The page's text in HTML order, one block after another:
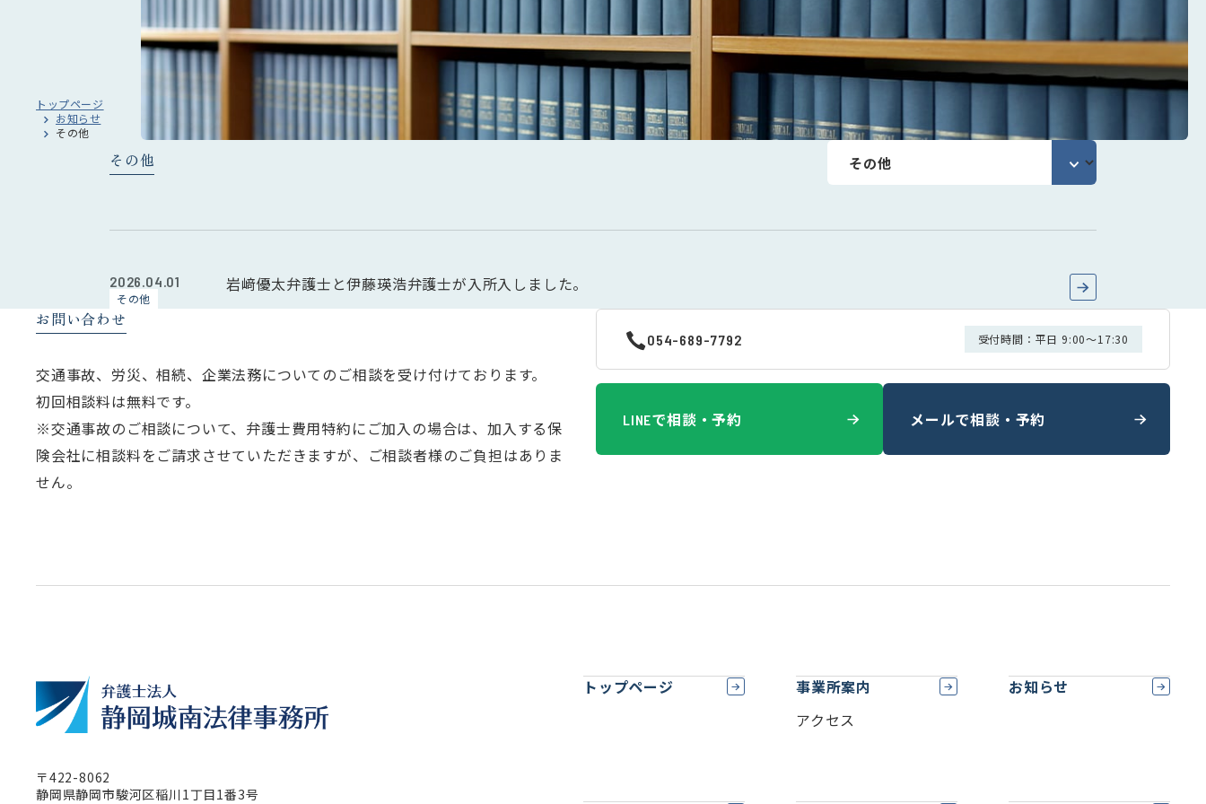
トップページ
お知らせ
その他
その他
2026.04.01
その他
岩﨑優太弁護士と伊藤瑛浩弁護士が入所入しました。
お問い合わせ
交通事故、労災、相続、企業法務についてのご相談を受け付けております。
初回相談料は無料です。
※交通事故のご相談について、弁護士費用特約にご加入の場合は、加入する保
険会社に相談料をご請求させていただきますが、ご相談者様のご負担はありま
せん。
054-689-7792 受付時間：平日 9:00～17:30
LINEで相談・予約 メールで相談・予約
〒422-8062
静岡県静岡市駿河区稲川1丁目1番3号
トップページ
事業所案内
アクセス
お知らせ